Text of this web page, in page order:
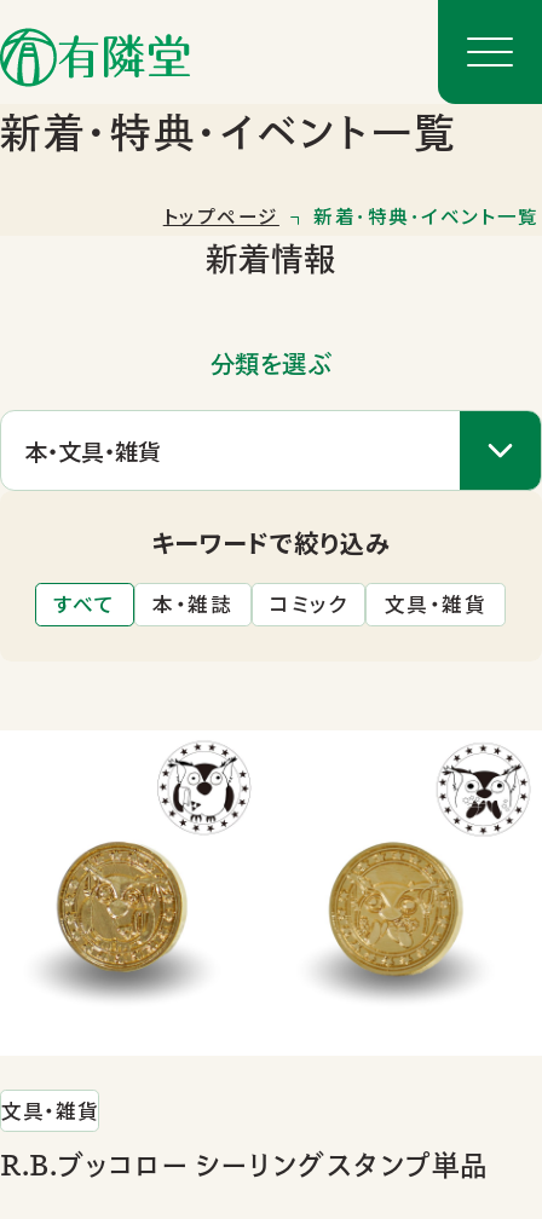
店舗一覧
新着･特典･イベント一覧
トップページ 新着･特典･イベント一覧
新着情報
分類を選ぶ
キーワードで絞り込み
すべて 本・雑誌 コミック 文具・雑貨
文具・雑貨
R.B.ブッコロー シーリングスタンプ単品